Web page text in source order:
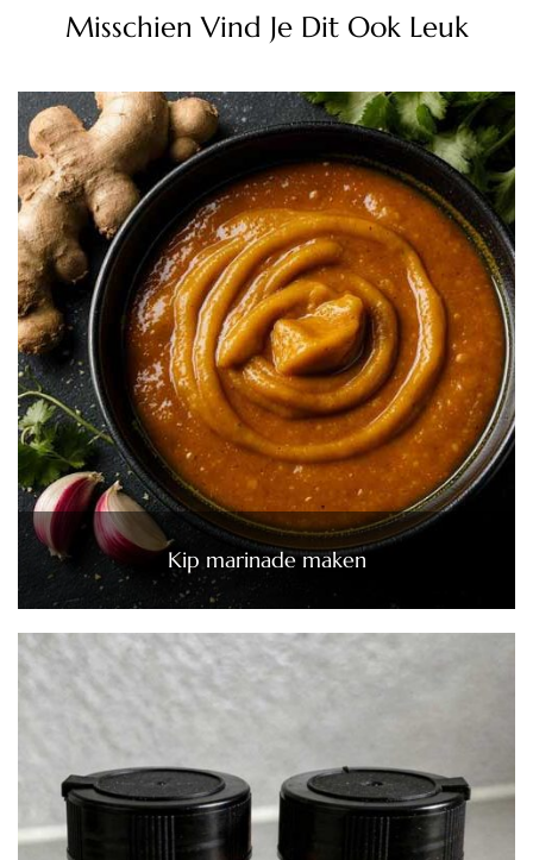
Misschien Vind Je Dit Ook Leuk
Kip marinade maken